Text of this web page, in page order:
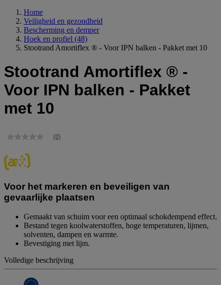
Home
Veiligheid en gezondheid
Bescherming en demper
Hoek en profiel (48)
Stootrand Amortiflex ® - Voor IPN balken - Pakket met 10
Stootrand Amortiflex ® -
Voor IPN balken - Pakket
met 10
Geen
Dezelfde
paginalink.
(0)
Voor het markeren en beveiligen van
gevaarlijke plaatsen
Gemaakt van schuim voor een optimaal schokdempend effect.
Bestand tegen koolwaterstoffen, hoge temperaturen, lijmen,
solventen, dampen en warmte.
Bevestiging met lijm.
Volledige beschrijving